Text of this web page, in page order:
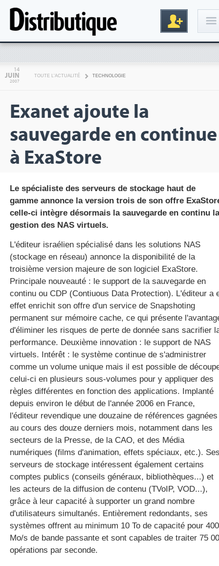
gratuite
14
JUIN
2007
TOUTE L'ACTUALITÉ TECHNOLOGIE
Exanet ajoute la
sauvegarde en continue
à ExaStore
Le spécialiste des serveurs de stockage haut de
gamme annonce la version trois de son offre
celle-ci intègre désormais la sauvegarde en continu la
gestion des NAS virtuels.
L'éditeur israélien spécialisé dans les solutions NAS
(stockage en réseau) annonce la disponibilité de la
troisième version majeure de son logiciel ExaStore.
Principale nouveauté : le support de la sauvegarde en
continu ou CDP (Contiuous Data Protection). L'éditeur a
effet enrichit son offre d'un service de Snapshoting
permanent sur mémoire cache, ce qui présente
d'éliminer les risques de perte de donnée sans sacrifier
performance. Deuxième innovation : le support de NAS
virtuels. Intérêt : le système continue de s'administrer
comme un volume unique mais il est possible de
celui-ci en plusieurs sous-volumes pour y appliquer des
règles différentes en fonction des applications. Implanté
depuis environ le début de l'année 2006 en France,
l'éditeur revendique une douzaine de références gagnées
au cours des douze derniers mois, notamment dans les
secteurs de la Presse, de la CAO, et des Média
numériques (films d'animation, effets spéciaux, etc.).
serveurs de stockage intéressent également certains
comptes publics (conseils généraux, bibliothèques...) et
les acteurs de la diffusion de contenu (TVoIP, VOD...),
grâce à leur capacité à supporter un grand nombre
d'utilisateurs simultanés. Entièrement redondants, ses
systèmes offrent au minimum 10 To de capacité pour 400
Mo/s de bande passante et sont capables de traiter 75
opérations par seconde.